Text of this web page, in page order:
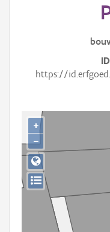
Gebeurtenis
Downloads
Hergebruik
Aanmelden
ID
https://
+
−